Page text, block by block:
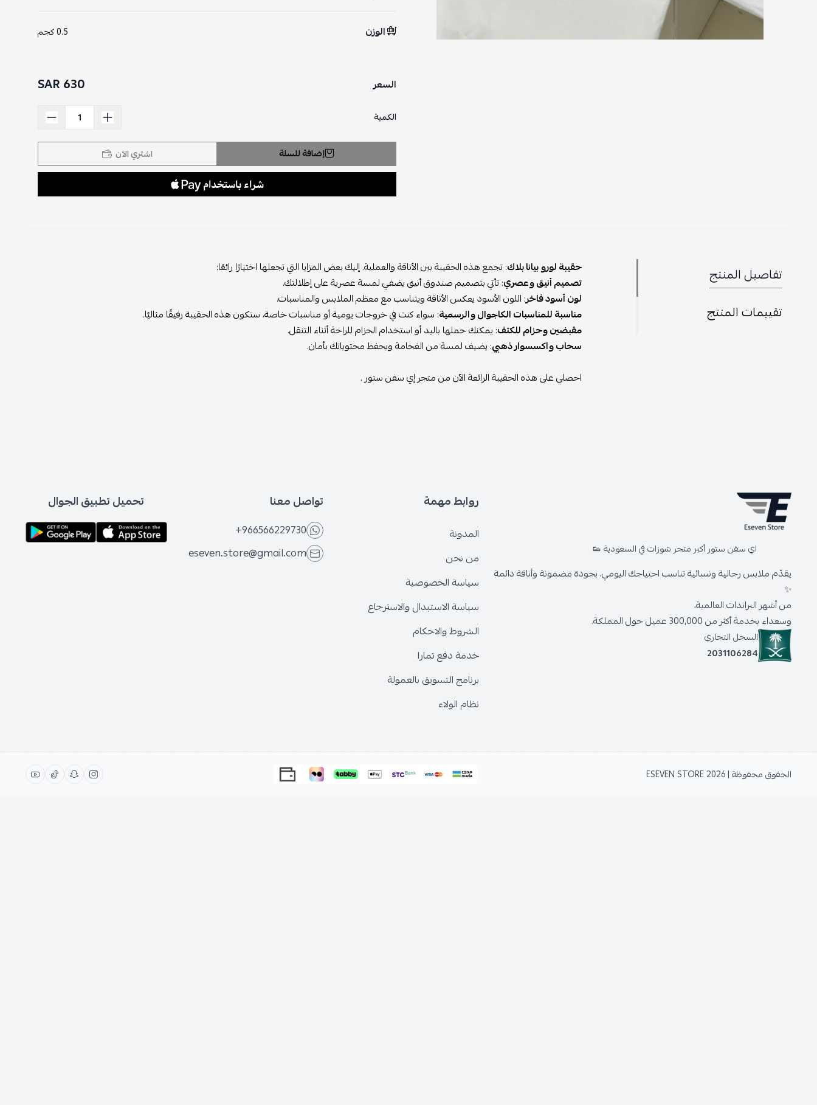
الوزن 0.5 كجم
السعر 630 SAR
الكمية
إضافة للسلة اشتري الآن
تفاصيل المنتج
تقييمات المنتج
حقيبة لورو بيانا بلاك: تجمع هذه الحقيبة بين الأناقة والعملية. إليك بعض المزايا التي تجعلها اختيارًا رائعًا:
تصميم أنيق وعصري: تأتي بتصميم صندوق أنيق يضفي لمسة عصرية على إطلالتك.
لون أسود فاخر: اللون الأسود يعكس الأناقة ويتناسب مع معظم الملابس والمناسبات.
مناسبة للمناسبات الكاجوال والرسمية: سواء كنت في خروجات يومية أو مناسبات خاصة، ستكون هذه الحقيبة رفيقًا مثاليًا.
مقبضين وحزام للكتف: يمكنك حملها باليد أو استخدام الحزام للراحة أثناء التنقل.
سحاب واكسسوار ذهبي: يضيف لمسة من الفخامة ويحفظ محتوياتك بأمان.
احصلي على هذه الحقيبة الرائعة الآن من متجر إي سفن ستور .
اي سفن ستور أكبر متجر شوزات في السعودية 👟
يقدّم ملابس رجالية ونسائية تناسب احتياجك اليومي، بجودة مضمونة وأناقة دائمة
✨
من أشهر البراندات العالمية،
وسعداء بخدمة أكثر من 300,000 عميل حول المملكة.
السجل التجاري
2031106284
روابط مهمة
المدونة
من نحن
سياسة الخصوصية
سياسة الاستبدال والاسترجاع
الشروط والاحكام
خدمة دفع تمارا
برنامج التسويق بالعمولة
نظام الولاء
تواصل معنا
+966566229730
eseven.store@gmail.com
تحميل تطبيق الجوال
الحقوق محفوظة | 2026 ESEVEN STORE